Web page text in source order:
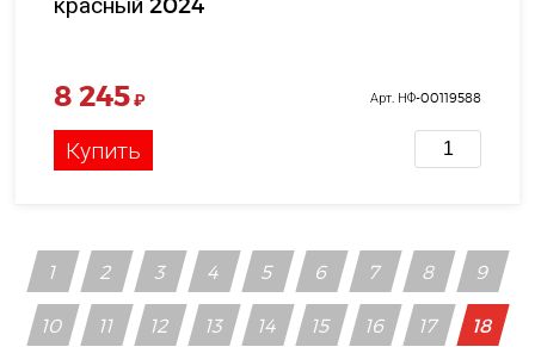
8 245₽ Арт. НФ-00119588
Купить
1 2 3 4 5 6 7 8 9
10 11 12 13 14 15 16 17 18